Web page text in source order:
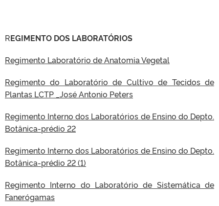
REGIMENTO DOS LABORATÓRIOS
Regimento Laboratório de Anatomia Vegetal
Regimento do Laboratório de Cultivo de Tecidos de
Plantas LCTP _José Antonio Peters
Regimento Interno dos Laboratórios de Ensino do Depto.
Botânica-prédio 22
Regimento Interno dos Laboratórios de Ensino do Depto.
Botânica-prédio 22 (1)
Regimento Interno do Laboratório de Sistemática de
Fanerógamas